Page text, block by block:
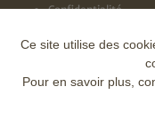
Confidentialité
NOS LABELS
Ce site utilise des
Pour en savoir plus,